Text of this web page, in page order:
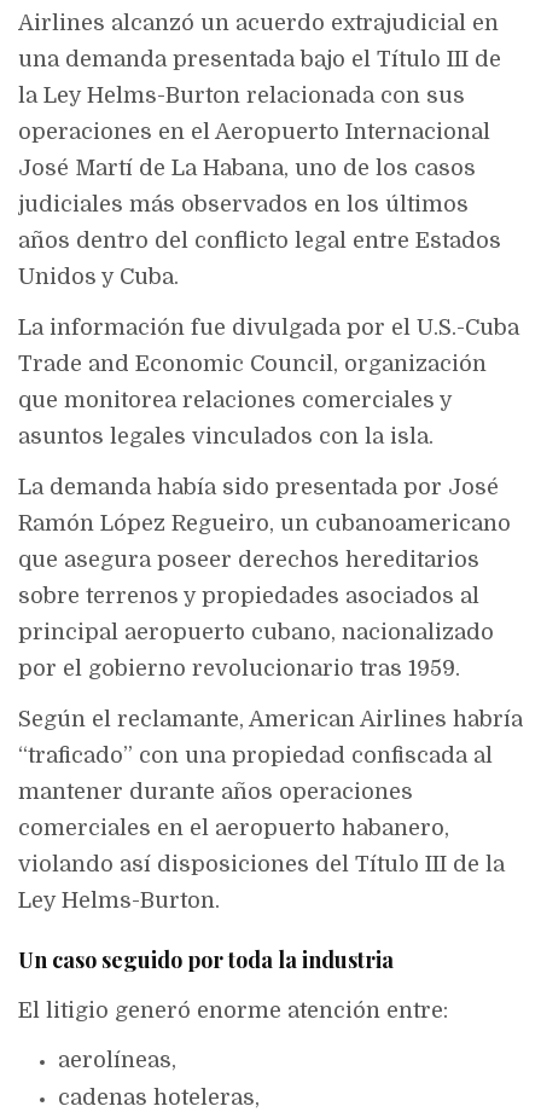
Airlines alcanzó un acuerdo extrajudicial en
una demanda presentada bajo el Título III de
la Ley Helms-Burton relacionada con sus
operaciones en el Aeropuerto Internacional
José Martí de La Habana, uno de los casos
judiciales más observados en los últimos
años dentro del conflicto legal entre Estados
Unidos y Cuba.
La información fue divulgada por el U.S.-Cuba
Trade and Economic Council, organización
que monitorea relaciones comerciales y
asuntos legales vinculados con la isla.
La demanda había sido presentada por José
Ramón López Regueiro, un cubanoamericano
que asegura poseer derechos hereditarios
sobre terrenos y propiedades asociados al
principal aeropuerto cubano, nacionalizado
por el gobierno revolucionario tras 1959.
Según el reclamante, American Airlines habría
“traficado” con una propiedad confiscada al
mantener durante años operaciones
comerciales en el aeropuerto habanero,
violando así disposiciones del Título III de la
Ley Helms-Burton.
Un caso seguido por toda la industria
El litigio generó enorme atención entre:
aerolíneas,
cadenas hoteleras,